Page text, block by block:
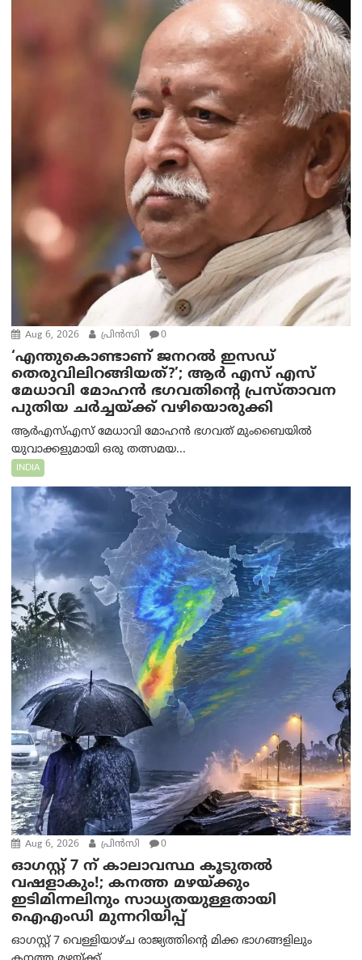
Aug 6, 2026 പ്രിന്‍സി 0
‘എന്തുകൊണ്ടാണ് ജനറൽ ഇസഡ്
തെരുവിലിറങ്ങിയത്?’; ആര്‍ എസ് എസ്
മേധാവി മോഹൻ ഭഗവതിന്റെ പ്രസ്താവന
പുതിയ ചര്‍ച്ചയ്ക്ക് വഴിയൊരുക്കി
ആർ‌എസ്‌എസ് മേധാവി മോഹൻ ഭഗവത് മുംബൈയിൽ
യുവാക്കളുമായി ഒരു തത്സമയ...
INDIA
Aug 6, 2026 പ്രിന്‍സി 0
ഓഗസ്റ്റ് 7 ന് കാലാവസ്ഥ കൂടുതൽ
വഷളാകും!; കനത്ത മഴയ്ക്കും
ഇടിമിന്നലിനും സാധ്യതയുള്ളതായി
ഐഎംഡി മുന്നറിയിപ്പ്
ഓഗസ്റ്റ് 7 വെള്ളിയാഴ്ച രാജ്യത്തിന്റെ മിക്ക ഭാഗങ്ങളിലും